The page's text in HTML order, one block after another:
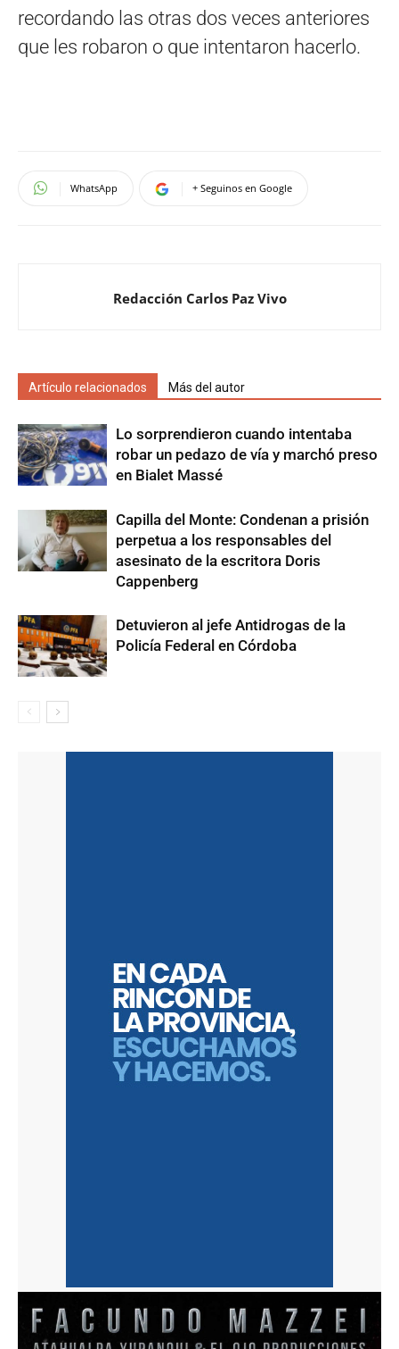
recordando las otras dos veces anteriores
que les robaron o que intentaron hacerlo.
WhatsApp + Seguinos en Google
Redacción Carlos Paz Vivo
Artículo relacionados Más del autor
Lo sorprendieron cuando intentaba
robar un pedazo de vía y marchó preso
en Bialet Massé
Capilla del Monte: Condenan a prisión
perpetua a los responsables del
asesinato de la escritora Doris
Cappenberg
Detuvieron al jefe Antidrogas de la
Policía Federal en Córdoba